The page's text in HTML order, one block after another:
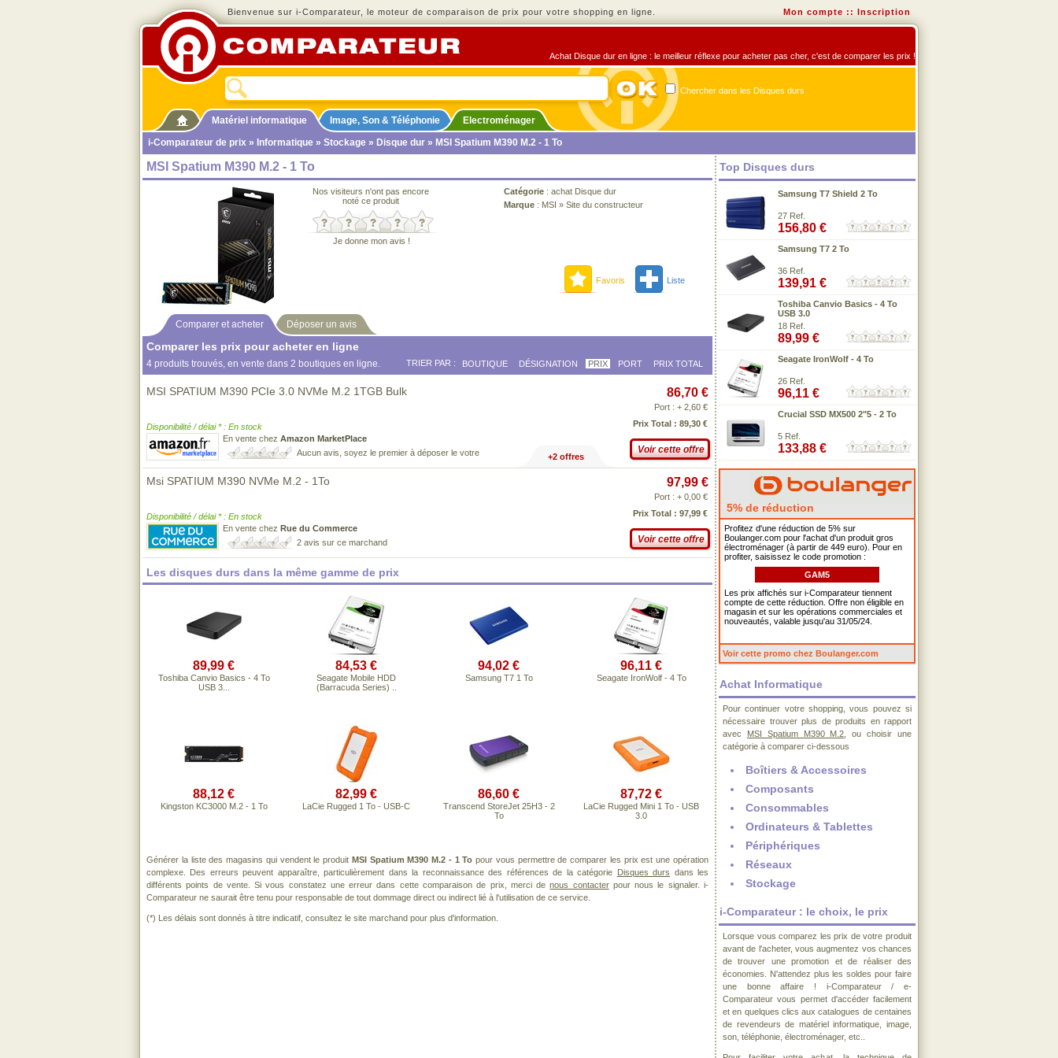
Bienvenue sur i-Comparateur, le moteur de comparaison de prix pour votre shopping en ligne. Mon compte :: Inscription
Achat Disque dur en ligne : le meilleur réflexe pour acheter pas cher, c'est de comparer les prix !
Chercher dans les Disques durs
Matériel informatique Image, Son & Téléphonie
Electroménager
i-Comparateur de prix » Informatique » Stockage » Disque dur » MSI Spatium M390 M.2 - 1 To
MSI Spatium M390 M.2 - 1 To
Nos visiteurs n'ont pas encore
noté ce produit
Je donne mon avis !
Catégorie : achat Disque dur
Marque : MSI » Site du constructeur
Favoris Liste
Comparer et acheter Déposer un avis
Comparer les prix pour acheter en ligne
4 produits trouvés, en vente dans 2 boutiques en ligne. TRIER PAR : BOUTIQUE DÉSIGNATION PRIX PORT PRIX TOTAL
MSI SPATIUM M390 PCIe 3.0 NVMe M.2 1TGB Bulk
Disponibilité / délai * : En stock
En vente chez Amazon MarketPlace
Aucun avis, soyez le premier à déposer le votre
86,70 €
Port : + 2,60 €
Prix Total : 89,30 €
Voir cette offre
+2 offres
Msi SPATIUM M390 NVMe M.2 - 1To
Disponibilité / délai * : En stock
En vente chez Rue du Commerce
2 avis sur ce marchand
97,99 €
Port : + 0,00 €
Prix Total : 97,99 €
Voir cette offre
Les disques durs dans la même gamme de prix
89,99 €
Toshiba Canvio Basics - 4 To
USB 3...
84,53 €
Seagate Mobile HDD
(Barracuda Series) ..
94,02 €
Samsung T7 1 To
96,11 €
Seagate IronWolf - 4 To
88,12 €
Kingston KC3000 M.2 - 1 To
82,99 €
LaCie Rugged 1 To - USB-C
86,60 €
Transcend StoreJet 25H3 - 2
To
87,72 €
LaCie Rugged Mini 1 To - USB
3.0
Générer la liste des magasins qui vendent le produit MSI Spatium M390 M.2 - 1 To pour vous permettre de comparer les prix est une opération
complexe. Des erreurs peuvent apparaître, particulièrement dans la reconnaissance des références de la catégorie Disques durs dans les
différents points de vente. Si vous constatez une erreur dans cette comparaison de prix, merci denous contacterpour nous le signaler. i-
Comparateur ne saurait être tenu pour responsable de tout dommage direct ou indirect lié à l'utilisation de ce service.
(*) Les délais sont donnés à titre indicatif, consultez le site marchand pour plus d'information.
Top Disques durs
Samsung T7 Shield 2 To
27 Ref.
156,80 €
Samsung T7 2 To
36 Ref.
139,91 €
Toshiba Canvio Basics - 4 To
USB 3.0
18 Ref.
89,99 €
Seagate IronWolf - 4 To
26 Ref.
96,11 €
Crucial SSD MX500 2"5 - 2 To
5 Ref.
133,88 €
5% de réduction
Profitez d'une réduction de 5% sur
Boulanger.com pour l'achat d'un produit gros
électroménager (à partir de 449 euro). Pour en
profiter, saisissez le code promotion :
GAM5
Les prix affichés sur i-Comparateur tiennent
compte de cette réduction. Offre non éligible en
magasin et sur les opérations commerciales et
nouveautés, valable jusqu'au 31/05/24.
Voir cette promo chez Boulanger.com
Achat Informatique
Pour continuer votre shopping, vous pouvez si
nécessaire trouver plus de produits en rapport
avec MSI Spatium M390 M.2 , ou choisir une
catégorie à comparer ci-dessous
Boîtiers & Accessoires
Composants
Consommables
Ordinateurs & Tablettes
Périphériques
Réseaux
Stockage
i-Comparateur : le choix, le prix
Lorsque vous comparez les prix de votre produit
avant de l'acheter, vous augmentez vos chances
de trouver une promotion et de réaliser des
économies. N'attendez plus les soldes pour faire
une bonne affaire ! i-Comparateur / e-
Comparateur vous permet d'accéder facilement
et en quelques clics aux catalogues de centaines
de revendeurs de matériel informatique, image,
son, téléphonie, électroménager, etc..